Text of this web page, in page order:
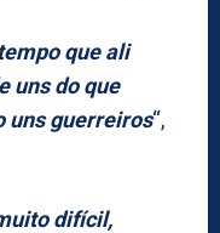
que ali
uns do que
uns guerreiros“,
difícil,